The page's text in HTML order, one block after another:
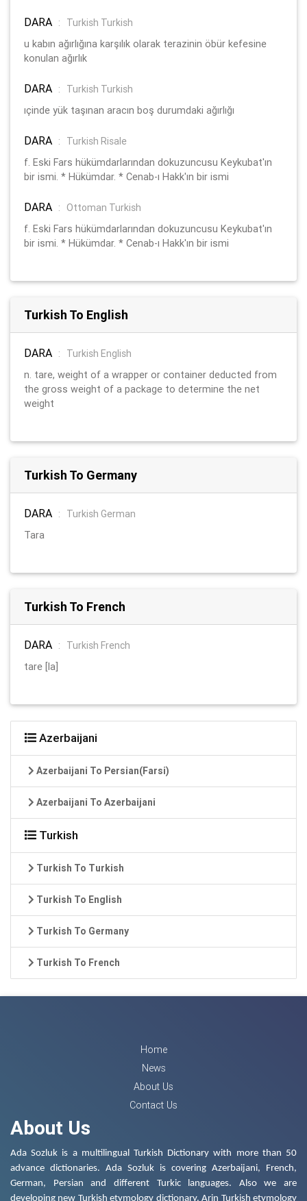
DARA :
Turkish Turkish
u kabın ağırlığına karşılık olarak terazinin öbür kefesine
konulan ağırlık
DARA :
Turkish Turkish
ıçinde yük taşınan aracın boş durumdaki ağırlığı
DARA :
Turkish Risale
f. Eski Fars hükümdarlarından dokuzuncusu Keykubat'ın
bir ismi. * Hükümdar. * Cenab-ı Hakk'ın bir ismi
DARA :
Ottoman Turkish
f. Eski Fars hükümdarlarından dokuzuncusu Keykubat'ın
bir ismi. * Hükümdar. * Cenab-ı Hakk'ın bir ismi
Turkish To English
DARA :
Turkish English
n. tare, weight of a wrapper or container deducted from
the gross weight of a package to determine the net
weight
Turkish To Germany
DARA :
Turkish German
Tara
Turkish To French
DARA :
Turkish French
tare [la]
Azerbaijani
Azerbaijani To Persian(Farsi)
Azerbaijani To Azerbaijani
Turkish
Turkish To Turkish
Turkish To English
Turkish To Germany
Turkish To French
Home
News
About Us
Contact Us
About Us
Ada Sozluk is a multilingual Turkish Dictionary with more than 50
advance dictionaries. Ada Sozluk is covering Azerbaijani, French,
German, Persian and different Turkic languages. Also we are
developing new Turkish etymology dictionary. Arin Turkish etymology